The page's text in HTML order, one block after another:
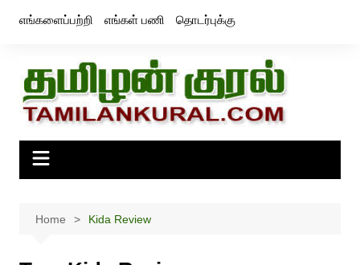
எங்களைப்பற்றி எங்கள் பணி தொடர்புக்கு
Home Kida Review